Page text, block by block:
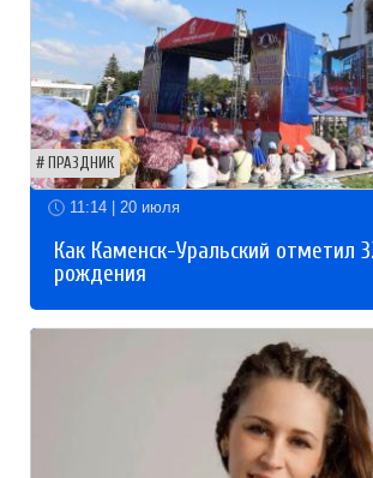
ПРАЗДНИК
11:14 | 20 июля
Как Каменск-Уральский отметил
рождения